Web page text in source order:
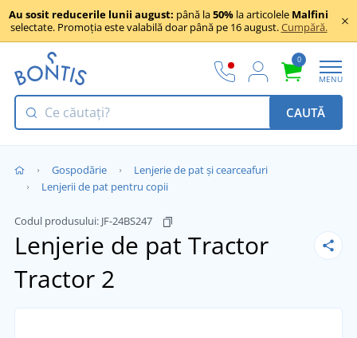
Au sosit reducerile lunii august: până la50% la articolele Malfini
selectate. Promoția este valabilă doar până pe 16 august.Cumpără.
0
MENU
CAUTĂ
Gospodărie
Lenjerie de pat și cearceafuri
Lenjerii de pat pentru copii
Codul produsului: JF-24BS247
Lenjerie de pat Tractor
Tractor 2